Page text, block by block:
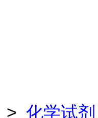
> 化学试剂